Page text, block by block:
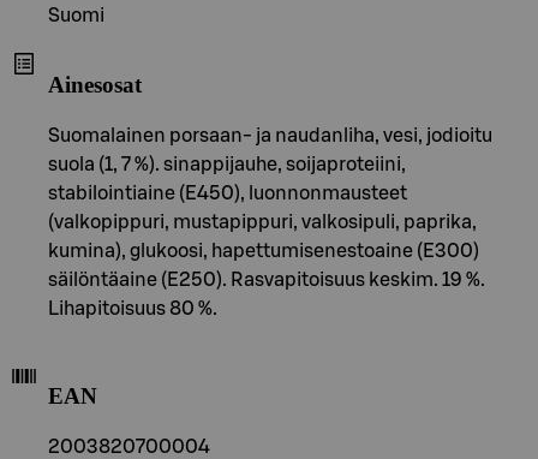
Suomi
Ainesosat
Suomalainen porsaan- ja naudanliha, vesi, jodioitu
suola (1, 7 %). sinappijauhe, soijaproteiini,
stabilointiaine (E450), luonnonmausteet
(valkopippuri, mustapippuri, valkosipuli, paprika,
kumina), glukoosi, hapettumisenestoaine (E300)
säilöntäaine (E250). Rasvapitoisuus keskim. 19 %.
Lihapitoisuus 80 %.
EAN
2003820700004